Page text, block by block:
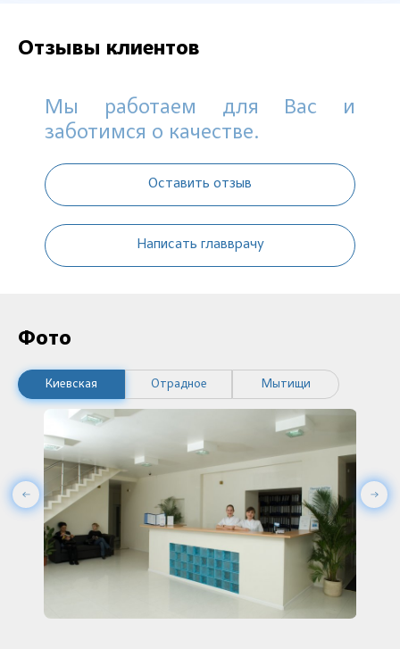
Отзывы клиентов
Мы работаем для Вас и
заботимся о качестве.
Оставить отзыв
Написать главврачу
Фото
Киевская Отрадное Мытищи